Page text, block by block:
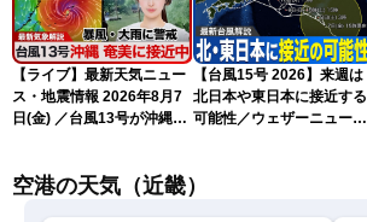
【ライブ】最新天気ニュー
ス・地震情報 2026年8月7
日(金) ／台風13号が沖縄・
ュースLiVEイブニング・小
【台風15号 2026】来週は
北日本や東日本に接近する
可能性／ウェザーニュース
空港の天気（近畿）